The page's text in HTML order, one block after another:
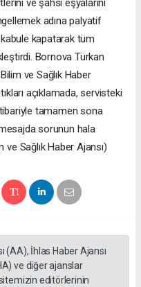
ve şahsi eşyalarını
adına palyatif
kapatarak tüm
Bornova Türkan
ve Sağlık Haber
açıklamada, servisteki
tamamen sona
sorunun hala
Sağlık Haber Ajansı)
(AA), İhlas Haber Ajansı
ve diğer ajanslar
editörlerinin